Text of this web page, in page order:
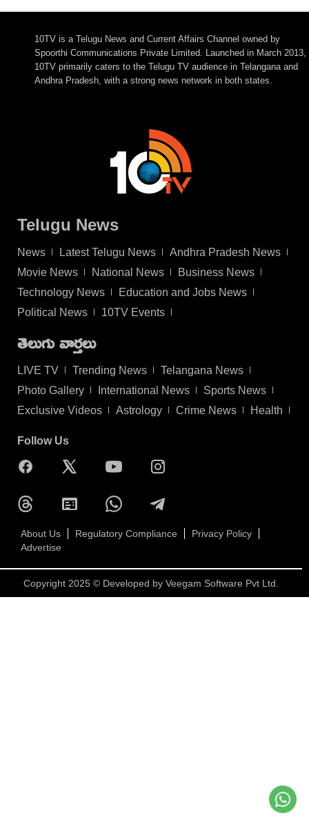
10TV is a Telugu News and Current Affairs Channel owned by
Spoorthi Communications Private Limited. Launched in March 2013,
10TV primarily caters to the Telugu TV audience in Telangana and
Andhra Pradesh, with a strong news network in both states.
Telugu News
News Latest Telugu News
Andhra Pradesh News
Movie News
National News
Business News
Technology News
Education and Jobs News
Political News
10TV Events
తెలుగు వార్తలు
LIVE TV Trending News
Telangana News
Photo Gallery
International News
Sports News
Exclusive Videos
Astrology Crime News Health
Follow Us
About Us Regulatory Compliance
Privacy Policy
Advertise
Copyright 2025 © Developed by Veegam Software Pvt Ltd.